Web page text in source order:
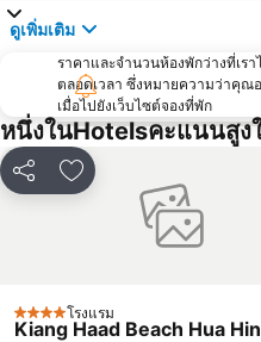
ดูเพิ่มเติม
ราคาและจำนวนห้องพักว่างที่เร
ตลอดเวลา ซึ่งหมายความว่าคุณ
เมื่อไปยังเว็บไซต์จองที่พัก
หนึ่งในHotelsคะแนนสูง
แชร์ เพิ่มในรายการโปรด
4 ดาว โรงแรม
Kiang Haad Beach Hua Hin